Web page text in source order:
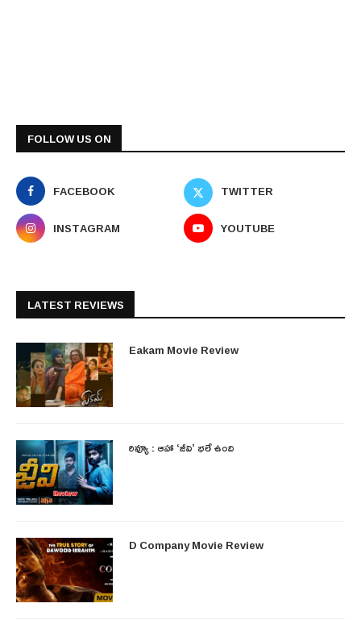
FOLLOW US ON
FACEBOOK
TWITTER
INSTAGRAM
YOUTUBE
LATEST REVIEWS
Eakam Movie Review
రివ్యూ : ఆహా ‘జీవి’ భలే ఉంది
D Company Movie Review